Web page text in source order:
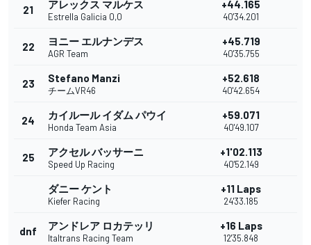
21 アレックス マルケス
Estrella Galicia 0,0
+44.165
40'34.201
22 ヨニー エルナンデス
AGR Team
+45.719
40'35.755
23 Stefano Manzi
チームVR46
+52.618
40'42.654
24 カイルール イダム パウイ
Honda Team Asia
+59.071
40'49.107
25 アクセル バッサーニ
Speed Up Racing
+1'02.113
40'52.149
ダニー ケント
Kiefer Racing
+11 Laps
24'33.185
dnf アンドレア ロカテッリ
Italtrans Racing Team
+16 Laps
12'35.848